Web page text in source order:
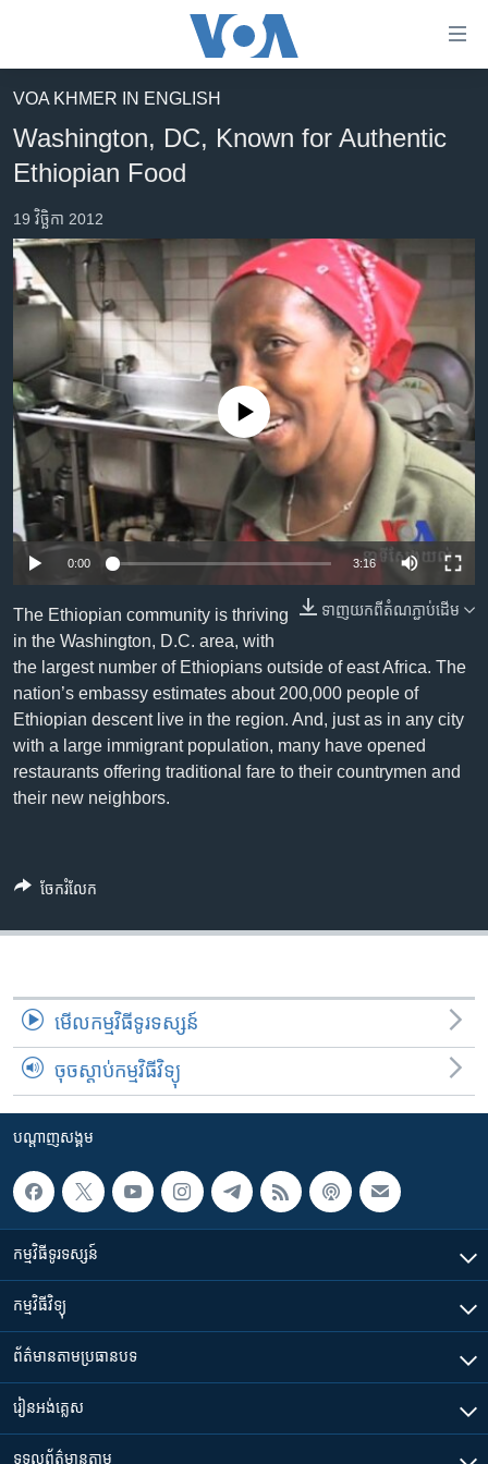
គេហទំព័រ​
រំលង​
និង​
ទៅ​​
ទំព័រ​
ព័ត៌មាន​​
រំលង​
និង​
ចូល​
ទៅ​
ទំព័រ​
រចនា
សម្ព័ន្ធ​
រំលង​
ទៅ​
កាន់​
ទំព័រ​
ស្វែង​
រក
អន្តរជាតិ
ហេឡូវីអូអេ
កម្ពុជាច្នៃប្រតិដ្ឋ
ព្រឹត្តិការណ៍ព័ត៌មាន
ទូរទស្សន៍ / វីដេអូ​
វិទ្យុ / ផតខាសថ៍
កម្មវិធីទាំងអស់
Khmer English
បណ្តាញ​សង្គម
ភាសា
VOA KHMER IN ENGLISH
Washington, DC, Known for Authentic
Ethiopian Food
19 វិច្ឆិកា 2012
No media source currently available
0:00 3:16
ទាញ​យក​ពី​តំណភ្ជាប់​ដើម
The Ethiopian community is thriving
in the Washington, D.C. area, with
the largest number of Ethiopians outside of east Africa. The
nation’s embassy estimates about 200,000 people of
Ethiopian descent live in the region. And, just as in any city
with a large immigrant population, many have opened
restaurants offering traditional fare to their countrymen and
their new neighbors.
ចែករំលែក
មើល​កម្មវិធី​ទូរទស្សន៍
ចុចស្តាប់កម្មវិធីវិទ្យុ
បណ្តាញ​សង្គម
កម្មវិធី​ទូរទស្សន៍
កម្មវិធី​វិទ្យុ
ព័ត៌មាន​តាមប្រធានបទ​
រៀន​​អង់គ្លេស
ទទួល​ព័ត៌មាន​តាម